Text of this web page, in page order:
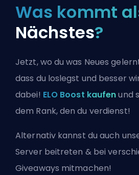
Was kommt
Nächstes?
Jetzt, wo du was Neues
dass du loslegst und besser
dabei! ELO Boost kaufenund
dem Rank, den du verdienst!
Alternativ kannst du auch
Server beitreten & bei
Giveaways mitmachen!